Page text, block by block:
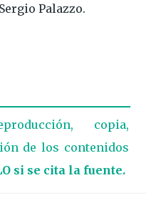
Palazzo.
copia,
de los contenidos
si se cita la fuente.